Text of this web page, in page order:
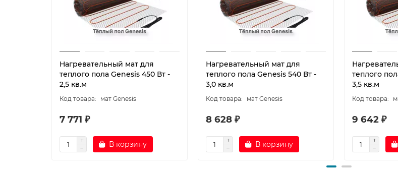
Нагревательный мат для
теплого пола Genesis 450 Вт -
2,5 кв.м
мат Genesis
7 771 ₽
В корзину
Нагревательный мат для
теплого пола Genesis 540 Вт -
3,0 кв.м
мат Genesis
8 628 ₽
В корзину
теплого
3,5 кв.м
9 642 ₽